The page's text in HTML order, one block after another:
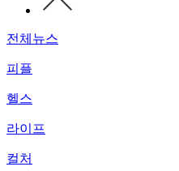
전체뉴스
피플
헬스
라이프
컬처